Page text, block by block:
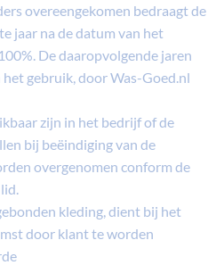
overeengekomen bedraagt de
jaar na de datum van het
De daaropvolgende jaren
het gebruik, door Was-Goed.nl
zijn in het bedrijf of de
bij beëindiging van de
overgenomen conform de
kleding, dient bij het
door klant te worden